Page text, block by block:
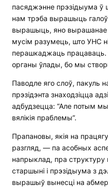
пасяджэнне прэзідыума ў
нам трэба вырашыць
вырашыць, яно
мусім разумець, што УНС
перашкаджаць працаваць.
органы ўлады, бо мы
Паводле яго слоў, пакуль
прэзідэнта знаходзіцца
адбудзецца: “Але потым
вялікія праблемы”.
Прапановы, якія на
разгляд, — па асобных
напрыклад, пра
старшыні і прэзідыума з
вырашыў вынесці на